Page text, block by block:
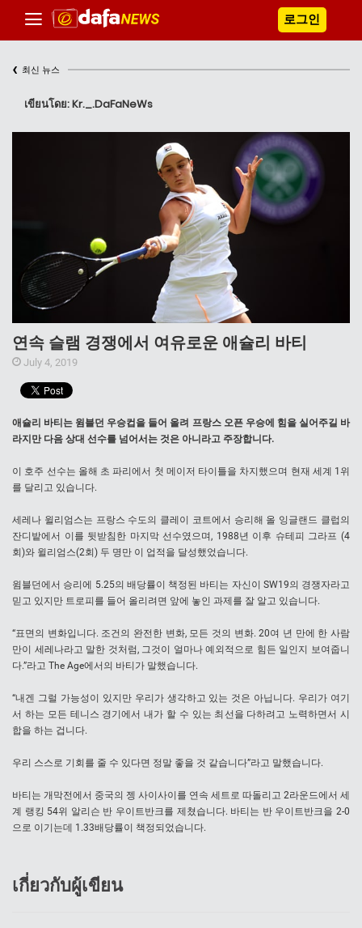
로그인
‹ 최신 뉴스
เขียนโดย: Kr._.DaFaNeWs
연속 슬램 경쟁에서 여유로운 애슐리 바티
July 4, 2019
애슐리 바티는 윔블던 우승컵을 들어 올려 프랑스 오픈 우승에 힘을 실어주길 바
라지만 다음 상대 선수를 넘어서는 것은 아니라고 주장합니다.
이 호주 선수는 올해 초 파리에서 첫 메이저 타이틀을 차지했으며 현재 세계 1위
를 달리고 있습니다.
세레나 윌리엄스는 프랑스 수도의 클레이 코트에서 승리해 올 잉글랜드 클럽의
잔디밭에서 이를 뒷받침한 마지막 선수였으며, 1988년 이후 슈테피 그라프 (4
회)와 윌리엄스(2회) 두 명만 이 업적을 달성했었습니다.
윔블던에서 승리에 5.25의 배당률이 책정된 바티는 자신이 SW19의 경쟁자라고
믿고 있지만 트로피를 들어 올리려면 앞에 놓인 과제를 잘 알고 있습니다.
“표면의 변화입니다. 조건의 완전한 변화, 모든 것의 변화. 20여 년 만에 한 사람
만이 세레나라고 말한 것처럼, 그것이 얼마나 예외적으로 힘든 일인지 보여줍니
다.”라고 The Age에서의 바티가 말했습니다.
“내겐 그럴 가능성이 있지만 우리가 생각하고 있는 것은 아닙니다. 우리가 여기
서 하는 모든 테니스 경기에서 내가 할 수 있는 최선을 다하려고 노력하면서 시
합을 하는 겁니다.
우리 스스로 기회를 줄 수 있다면 정말 좋을 것 같습니다”라고 말했습니다.
바티는 개막전에서 중국의 젱 사이사이를 연속 세트로 따돌리고 2라운드에서 세
계 랭킹 54위 알리슨 반 우이트반크를 제쳤습니다. 바티는 반 우이트반크을 2-0
으로 이기는데 1.33배당률이 책정되었습니다.
เกี่ยวกับผู้เขียน